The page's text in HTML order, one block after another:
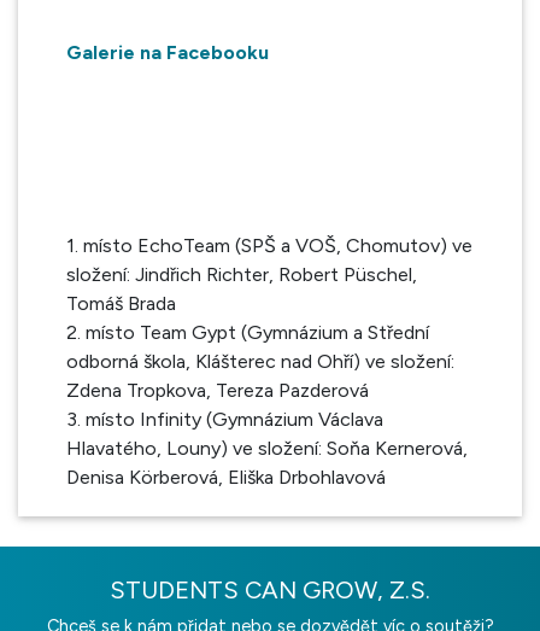
Galerie na Facebooku
1. místo EchoTeam (SPŠ a VOŠ, Chomutov) ve
složení: Jindřich Richter, Robert Püschel,
Tomáš Brada
2. místo Team Gypt (Gymnázium a Střední
odborná škola, Klášterec nad Ohří) ve složení:
Zdena Tropkova, Tereza Pazderová
3. místo Infinity (Gymnázium Václava
Hlavatého, Louny) ve složení: Soňa Kernerová,
Denisa Körberová, Eliška Drbohlavová
STUDENTS CAN GROW, Z.S.
Chceš se k nám přidat nebo se dozvědět víc o soutěži?